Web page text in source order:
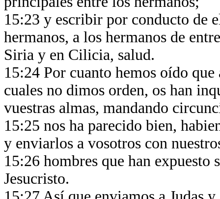
15:23 y escribir por conducto de
hermanos, a los hermanos de
Siria y en Cilicia, salud.
15:24 Por cuanto hemos oído
cuales no dimos orden, os han
vuestras almas, mandando
15:25 nos ha parecido bien,
y enviarlos a vosotros con
15:26 hombres que han
Jesucristo.